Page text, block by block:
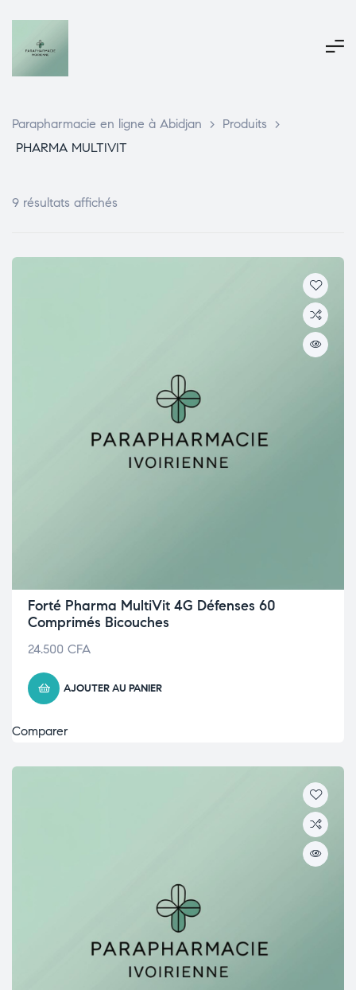
Parapharmacie en ligne à Abidjan > Produits
>
PHARMA MULTIVIT
9 résultats affichés
Forté Pharma MultiVit 4G Défenses 60
Comprimés Bicouches
24.500 CFA
AJOUTER AU PANIER
Comparer